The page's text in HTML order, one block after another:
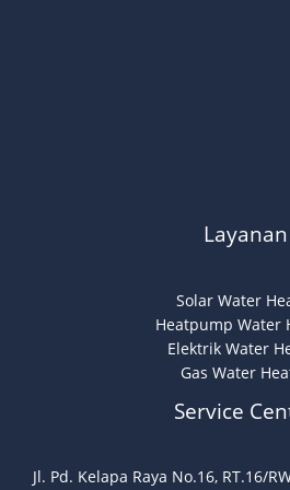
Layanan
Solar Water
Heatpump Water
Elektrik Water
Gas Water
Service
Jl. Pd. Kelapa Raya No.16, RT.16/